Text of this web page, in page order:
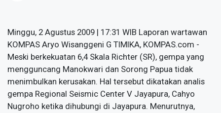
Minggu, 2 Agustus 2009 | 17:31 WIB Laporan wartawan
KOMPAS Aryo Wisanggeni G TIMIKA, KOMPAS.com -
Meski berkekuatan 6,4 Skala Richter (SR), gempa yang
mengguncang Manokwari dan Sorong Papua tidak
menimbulkan kerusakan. Hal tersebut dikatakan analis
gempa Regional Seismic Center V Jayapura, Cahyo
Nugroho ketika dihubungi di Jayapura. Menurutnya,